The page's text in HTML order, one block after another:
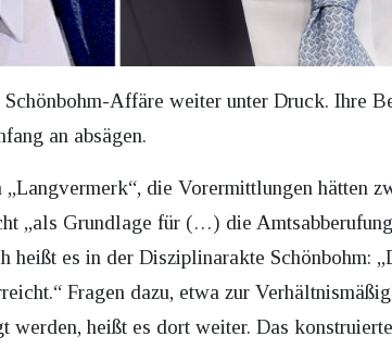
Affäre weiter unter Druck. Ihre
an absägen.
die Vorermittlungen hätten
„als Grundlage für (…) die
es in der Disziplinarakte Schönbohm:
Fragen dazu, etwa zur
heißt es dort weiter. Das